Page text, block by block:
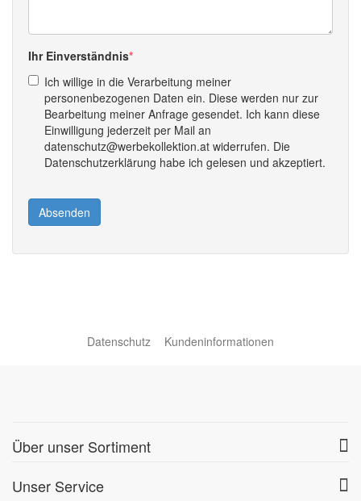
Ihr Einverständnis
Ich willige in die Verarbeitung meiner
personenbezogenen Daten ein. Diese werden nur zur
Bearbeitung meiner Anfrage gesendet. Ich kann diese
Einwilligung jederzeit per Mail an
datenschutz@werbekollektion.at widerrufen. Die
Datenschutzerklärung habe ich gelesen und akzeptiert.
Absenden
Datenschutz Kundeninformationen
Über unser Sortiment
Unser Service